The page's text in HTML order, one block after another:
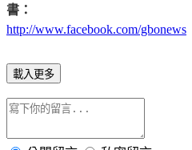
書：
http://www.facebook.com/gbonews
載入更多